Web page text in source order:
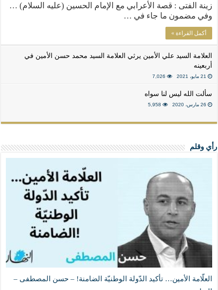
زينة الفتى : قصة الأعرابي مع الإمام الحسين (عليه السلام) …
وفي مضمون ما جاء في …
أكمل القراءة »
العلامة السيد علي الأمين يرثي العلامة السيد محمد حسن الأمين في
أربعينه
21 مايو، 2021 7,026
سألت الله ليس لنا سواه
26 مارس، 2020 5,958
رأي وقلم
العلّامة الأمين… تأكيد الدّولة الوطنيّة الضامنة! – حسن المصطفى –